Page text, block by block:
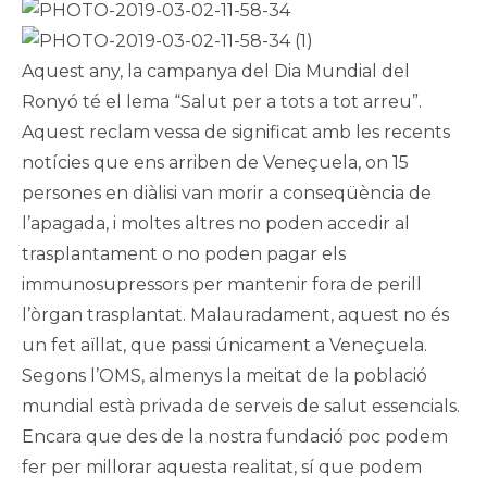
Aquest any, la campanya del Dia Mundial del
Ronyó té el lema “Salut per a tots a tot arreu”.
Aquest reclam vessa de significat amb les recents
notícies que ens arriben de Veneçuela, on 15
persones en diàlisi van morir a conseqüència de
l’apagada, i moltes altres no poden accedir al
trasplantament o no poden pagar els
immunosupressors per mantenir fora de perill
l’òrgan trasplantat. Malauradament, aquest no és
un fet aïllat, que passi únicament a Veneçuela.
Segons l’OMS, almenys la meitat de la població
mundial està privada de serveis de salut essencials.
Encara que des de la nostra fundació poc podem
fer per millorar aquesta realitat, sí que podem